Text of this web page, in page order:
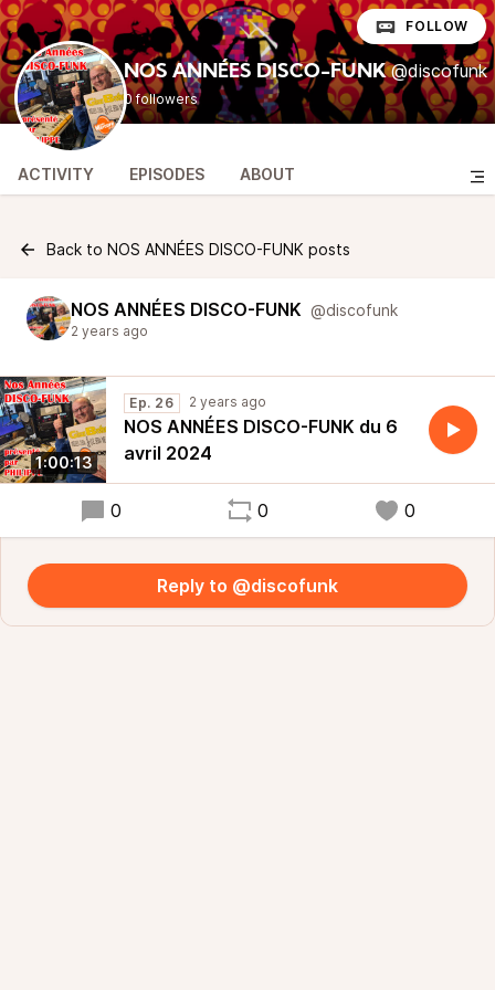
NOS ANNÉES DISCO-FUNK @discofunk
0 followers
FOLLOW
ACTIVITY EPISODES ABOUT
Back to NOS ANNÉES DISCO-FUNK posts
NOS ANNÉES DISCO-FUNK @discofunk
2 years ago
1:00:13
Ep. 26 2 years ago
NOS ANNÉES DISCO-FUNK du 6
avril 2024
0 0 0
Reply to @discofunk